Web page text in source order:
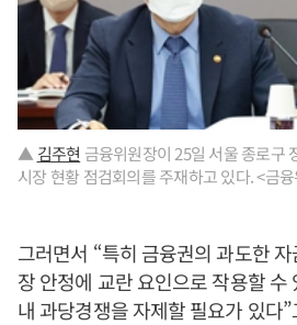
▲ 김주현 금융위원장이 25일 서울 종로구
시장 현황 점검회의를 주재하고 있다. <금
그러면서 “특히 금융권의 과도한
장 안정에 교란 요인으로 작용할 수
내 과당경쟁을 자제할 필요가 있다